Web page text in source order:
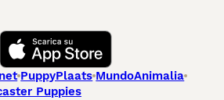
PuppyPlaats MundoAnimalia
Puppies